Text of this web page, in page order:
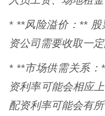
* **风险溢价：**
资公司需要收取一
* **市场供需关系
资利率可能会相应
配资利率可能会有所